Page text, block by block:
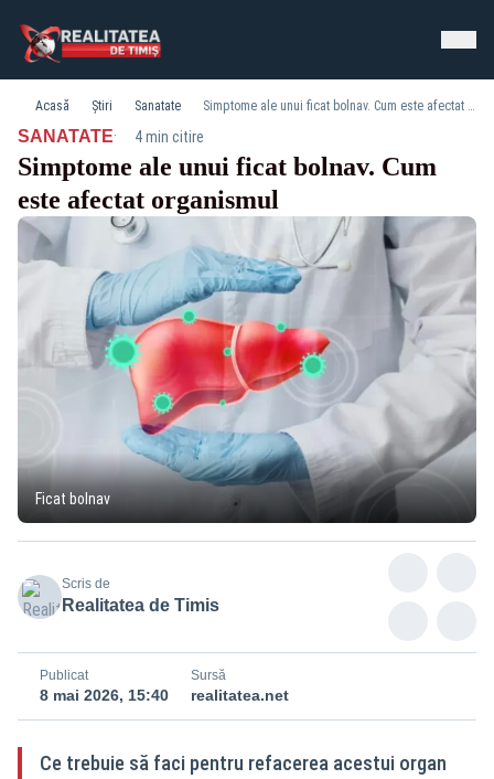
Acasă Știri Sanatate Simptome ale unui ficat bolnav. Cum este afectat organismul
SANATATE· 4 min citire
Simptome ale unui ficat bolnav. Cum
este afectat organismul
Ficat bolnav
Scris de
Realitatea de Timis
Publicat
8 mai 2026, 15:40
Sursă
realitatea.net
Ce trebuie să faci pentru refacerea acestui organ